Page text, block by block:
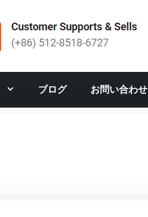
ブログ お問い合わせ